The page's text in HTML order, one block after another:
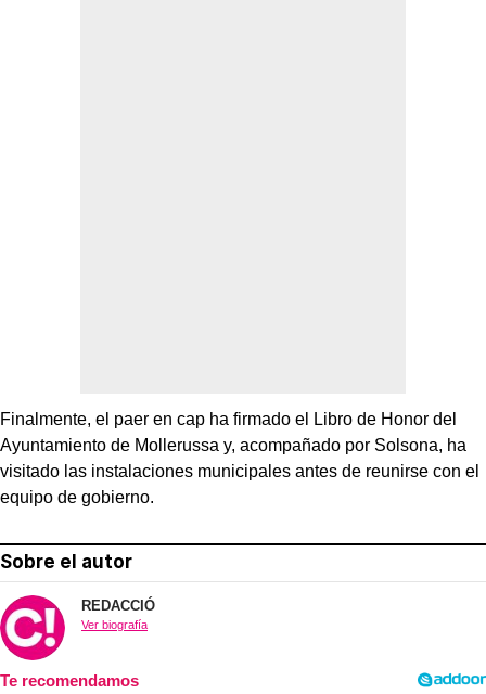
Finalmente, el paer en cap ha firmado el Libro de Honor del
Ayuntamiento de Mollerussa y, acompañado por Solsona, ha
visitado las instalaciones municipales antes de reunirse con el
equipo de gobierno.
Sobre el autor
REDACCIÓ
Ver biografía